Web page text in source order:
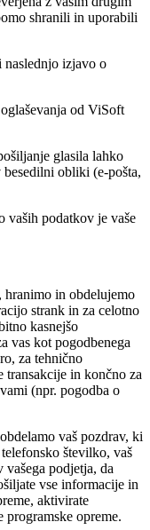
shranili in uporabili
naslednjo izjavo o
od ViSoft
glasila lahko
obliki (e-pošta,
vaših podatkov je vaše
hranimo in obdelujemo
strank in za celotno
kasnejšo
vas kot pogodbenega
za tehnično
transakcije in končno za
(npr. pogodba o
vaš pozdrav, ki
številko, vaš
vašega podjetja, da
vse informacije in
aktivirate
opreme.